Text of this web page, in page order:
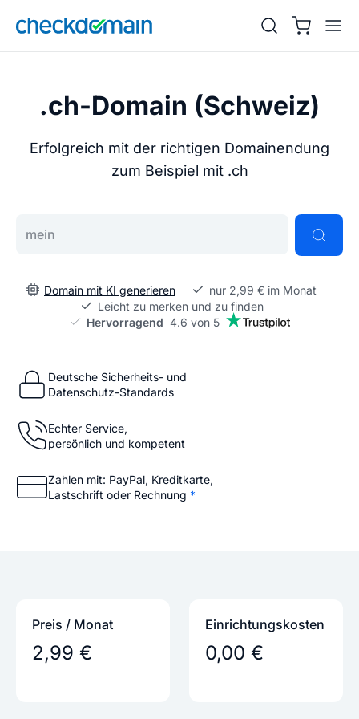
.ch-Domain (Schweiz)
Erfolgreich mit der richtigen Domainendung
zum Beispiel mit .ch
Domain mit KI generieren
nur 2,99 € im Monat
Leicht zu merken und zu finden
Hervorragend 4.6 von 5
Deutsche Sicherheits- und
Datenschutz-Standards
Echter Service,
persönlich und kompetent
Zahlen mit: PayPal, Kreditkarte,
Lastschrift oder Rechnung *
Preis / Monat
2,99 €
Einrichtungs­kosten
0,00 €